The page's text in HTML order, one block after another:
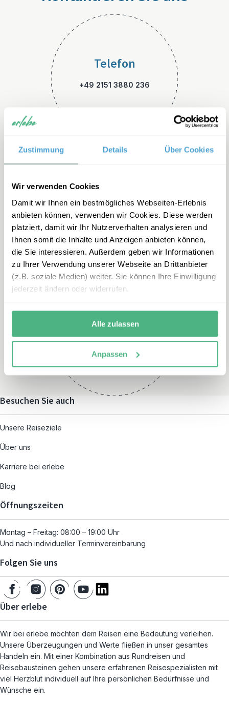
Zustimmung Details Über Cookies
Wir verwenden Cookies
Damit wir Ihnen ein bestmögliches Webseiten-Erlebnis
anbieten können, verwenden wir Cookies. Diese werden
platziert, damit wir Ihr Nutzerverhalten analysieren und
Ihnen somit die Inhalte und Anzeigen anbieten können,
die Sie interessieren. Außerdem geben wir Informationen
zu Ihrer Verwendung unserer Webseite an Drittanbieter
(z.B. soziale Medien) weiter. Sie können Ihre Einwilligung
jederzeit ändern oder widerrufen.
Alle zulassen
Anpassen
Telefon
+49 2151 3880 236
E-Mail
kanada-familienreisen@erleb
e.de
Montag – Freitag:
und nach individueller
Terminvereinbarung
Besuchen Sie auch
Unsere Reiseziele
Über uns
Karriere bei erlebe
Blog
Öffnungszeiten
Montag – Freitag: 08:00 – 19:00 Uhr
Und nach individueller Terminvereinbarung
Folgen Sie uns
Über erlebe
Wir bei erlebe möchten dem Reisen eine Bedeutung verleihen.
Unsere Überzeugungen und Werte fließen in unser gesamtes
Handeln ein. Mit einer Kombination aus Rundreisen und
Reisebausteinen gehen unsere erfahrenen Reisespezialisten mit
viel Herzblut individuell auf Ihre persönlichen Bedürfnisse und
Wünsche ein.